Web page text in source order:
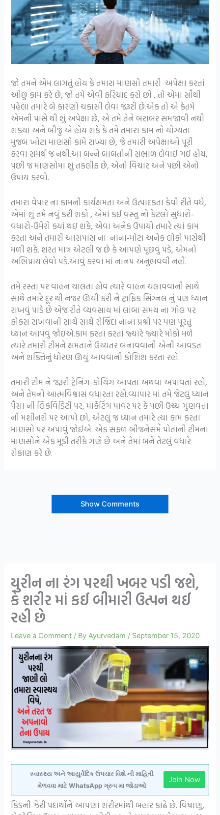
જો તમને એમ લાગતું હોય કે તમારા માણસો તમારી અપેક્ષા કરતાં
ઓછું કામ કરે છે, જો તમે એવી ફરિયાદ કરો છો , તો એમાં સૌથી
પહેલા તમારે બે કારણો ચકાસી લેવા જરૂરી છે.એક તો એ કેતમે
એમની પાસે થી શું અપેક્ષા છે, એ તમે તેને બરાબર સમજાવી નથી
શક્યા અને બીજું એ હોય શકે કે તમે તમારા કામ નો યોગ્યતા
મુજબ ખોટા માણસો કામે રાખ્યા છે, જે તમારી અપેક્ષાઓ પૂરી
કરવા સમર્થ જ નથી.આ બન્ને બાબતોની સંભાળ લેવાઈ ગઈ હોય,
પછી જ માણસોમાં શું તકલીફ છે, એનો વિચાર અને પછી એનો
ઉપાય કરવો.
તમારા વેપાર ના કામની કાર્યક્ષમતા અને ઉત્પાદકતા કેવી રીતે વધે,
એમાં શું તમે નવું કરી શકો , એમાં કઈ વસ્તુ નો કેટલો સુધારો-
વધારો-ઉમેરો કયાં થઇ શકે, એવા અનેક ઉપાયો તમારે ત્યાં કામ
કરતાં અને તમારી આસપાસ ના નાના-મોટા અનેક લોકો પાસેથી
મળી શકે. શરત માત્ર એટલી જ છે કે આપણે પૂછવું પડે, એમનો
અભિપ્રાય લેવો પડે.આવું કરવા માં નાનપ અનુભવવી નહીં.
તમે રસ્તા પર વાહન ચાલતા હોવ ત્યારે વાહન ચલાવવાની સાથે
સાથે તમારે દૂર થી નજર ઊચી કરી ને ટ્રાફિક સિગ્નલ નું પણ ધ્યાન
રાખવું પાડે છે એજ રીતે વ્યવસાય માં લાંબા સમય ના ગોલ પર
ફોકસ રાખવાની સાથે સાથે રોજિંદા નાના પ્રશ્નો પર પણ પૂરતું
ધ્યાન આપવું જોઇએ.કામ કરતાં કરતાં જ્યારે જ્યારે મોકો મળે
ત્યારે તમારી ટીમને ક્ષમતાને ઉચ્ચતર બનાવવાની એની આવડત
અને શક્તિનું ધોરણ ઊંચું આવવાની કોશિશ કરતા રહો.
તમારી ટીમ ને જરૂરી ટ્રેનિંગ-કોચિંગ આપતા અથવા અપાવતાં રહો,
અને તેમનો આત્મવિશ્વાસ વધારતા રહો.વ્યાપાર માં તમે જેટલું ધ્યાન
પૈસા ની લિકવિડિટી પર, માર્કેટિંગ પાવર પર કે પછી ઉચ્ચ ગુણવત્તા
ની મશીનરી પર આપો છો, એટલું જ ધ્યાન તમારે ત્યાં કામ કરતાં
માણસો પર અપાવું જોઈએ. એક સફળ બીજનેસમેં પોતાની ટીમના
માણસોને એક મૂડી તરીકે ગણે છે અને તેમાં બને તેટલું વધારે
રોકાણ કરે છે.
Show Comments
યુરીન ના રંગ પરથી ખબર પડી જશે,
કે શરીર માં કઈ બીમારી ઉત્પન થઈ
રહી છે
Leave a Comment / ByAyurvedam / September 15, 2020
સ્વાસ્થ્ય અને આયુર્વેદિક ઉપચાર વિશે ની માહિતી
મેળવવા માટે WhatsApp ગ્રુપ મા જોડાઓ
Join Now
કિડની ઝેરી પદાર્થોને આપણા શરીરમાંથી બહાર કાઢે છે. વિષાણુ,